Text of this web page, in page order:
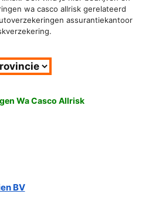
wa casco allrisk gerelateerd
assurantiekantoor
Wa Casco Allrisk
BV